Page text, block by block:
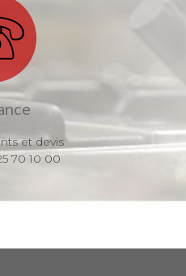
et devis
70 10 00